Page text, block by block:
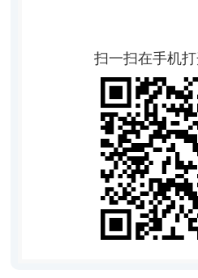
扫一扫在手机